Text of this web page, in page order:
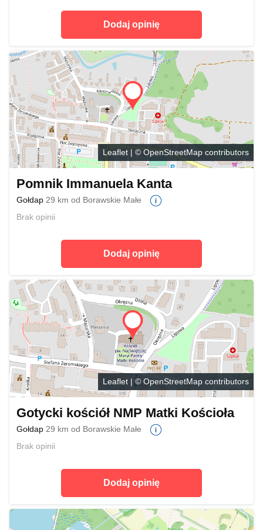
Dodaj opinię
Leaflet | © OpenStreetMap contributors
Pomnik Immanuela Kanta
Gołdap 29 km od Borawskie Małe
Brak opinii
Dodaj opinię
Leaflet | © OpenStreetMap contributors
Gotycki kościół NMP Matki Kościoła
Gołdap 29 km od Borawskie Małe
Brak opinii
Dodaj opinię